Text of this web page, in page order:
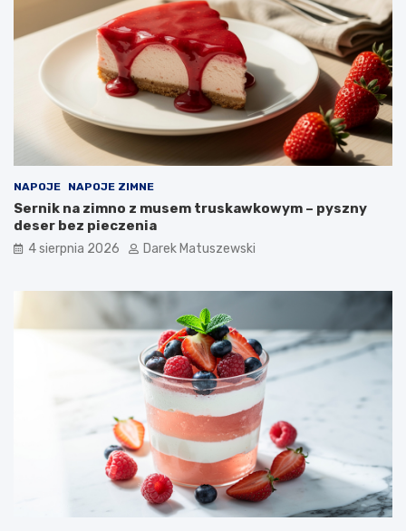
NAPOJE NAPOJE ZIMNE
Sernik na zimno z musem truskawkowym – pyszny
deser bez pieczenia
4 sierpnia 2026 Darek Matuszewski